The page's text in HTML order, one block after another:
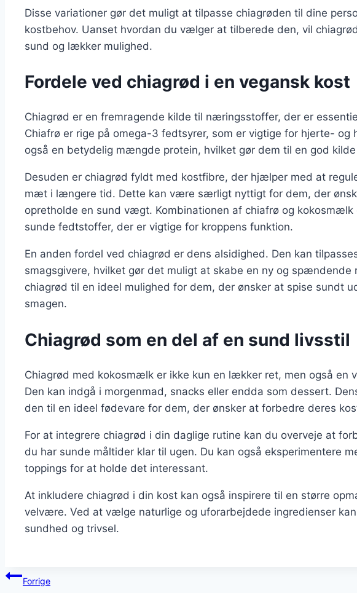
Disse variationer gør det muligt at tilpasse chiagrøden til dine
kostbehov. Uanset hvordan du vælger at tilberede den, vil
sund og lækker mulighed.
Fordele ved chiagrød i en vegansk kost
Chiagrød er en fremragende kilde til næringsstoffer, der er
Chiafrø er rige på omega-3 fedtsyrer, som er vigtige for hjerte- og
også en betydelig mængde protein, hvilket gør dem til en god
Desuden er chiagrød fyldt med kostfibre, der hjælper med at
mæt i længere tid. Dette kan være særligt nyttigt for dem, der
opretholde en sund vægt. Kombinationen af chiafrø og kokosmælk
sunde fedtstoffer, der er vigtige for kroppens funktion.
En anden fordel ved chiagrød er dens alsidighed. Den kan
smagsgivere, hvilket gør det muligt at skabe en ny og spændende
chiagrød til en ideel mulighed for dem, der ønsker at spise sundt
smagen.
Chiagrød som en del af en sund livsstil
Chiagrød med kokosmælk er ikke kun en lækker ret, men også en
Den kan indgå i morgenmad, snacks eller endda som dessert.
den til en ideel fødevare for dem, der ønsker at forbedre deres
For at integrere chiagrød i din daglige rutine kan du overveje at
du har sunde måltider klar til ugen. Du kan også eksperimentere
toppings for at holde det interessant.
At inkludere chiagrød i din kost kan også inspirere til en større
velvære. Ved at vælge naturlige og uforarbejdede ingredienser
sundhed og trivsel.
Indlægsnavigation
Forrige